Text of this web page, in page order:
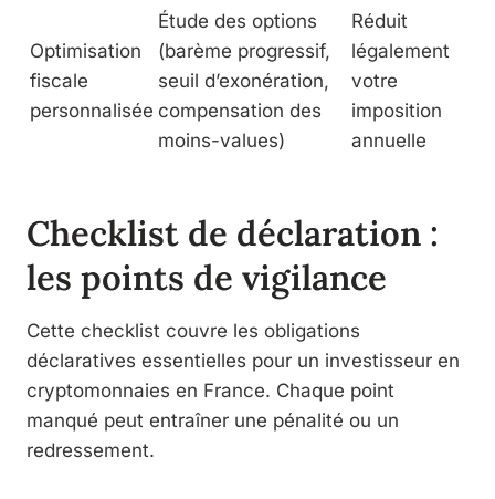
Optimisation
fiscale
personnalisée
Étude des options
(barème progressif,
seuil d’exonération,
compensation des
moins-values)
Réduit
légalement
votre
imposition
annuelle
Checklist de déclaration :
les points de vigilance
Cette checklist couvre les obligations
déclaratives essentielles pour un investisseur en
cryptomonnaies en France. Chaque point
manqué peut entraîner une pénalité ou un
redressement.